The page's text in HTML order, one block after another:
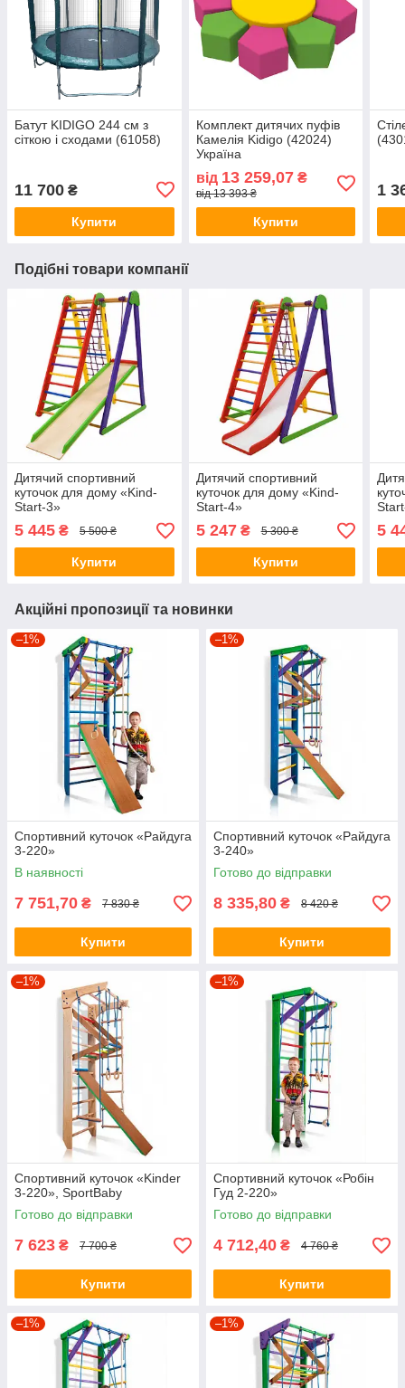
Батут KIDIGO 244 см з
сіткою і сходами (61058)
11 700 ₴
Купити
Комплект дитячих пуфів
Камелія Kidigo (42024)
Україна
від 13 259,07₴
від 13 393 ₴
Купити
1
Подібні товари компанії
Дитячий спортивний
куточок для дому «Kind-
Start-3»
5 445 ₴ 5 500 ₴
Купити
Дитячий спортивний
куточок для дому «Kind-
Start-4»
5 247₴ 5 300 ₴
Купити
5
Акційні пропозиції та новинки
–1%
Спортивний куточок «Райдуга
3-220»
В наявності
7 751,70 ₴ 7 830 ₴
Купити
–1%
Спортивний куточок «Райдуга
3-240»
Готово до відправки
8 335,80 ₴ 8 420 ₴
Купити
–1%
Спортивний куточок «Kinder
3-220», SportBaby
Готово до відправки
7 623 ₴ 7 700 ₴
Купити
–1%
Спортивний куточок «Робін
Гуд 2-220»
Готово до відправки
4 712,40 ₴ 4 760 ₴
Купити
–1% –1%